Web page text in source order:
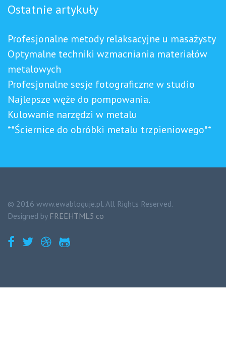
Ostatnie artykuły
Profesjonalne metody relaksacyjne u masażysty
Optymalne techniki wzmacniania materiałów
metalowych
Profesjonalne sesje fotograficzne w studio
Najlepsze węże do pompowania.
Kulowanie narzędzi w metalu
**Ściernice do obróbki metalu trzpieniowego**
© 2016 www.ewabloguje.pl. All Rights Reserved.
Designed by FREEHTML5.co